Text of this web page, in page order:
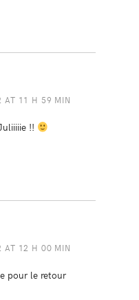
AT 11 H 59 MIN
!!
AT 12 H 00 MIN
pour le retour